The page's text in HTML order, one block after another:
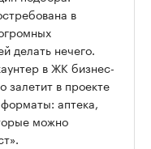
в
делать нечего.
в ЖК бизнес-
залетит в проекте
аптека,
можно